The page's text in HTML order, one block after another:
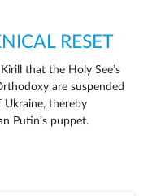
RESET
that the Holy See’s
are suspended
Ukraine, thereby
Putin’s puppet.